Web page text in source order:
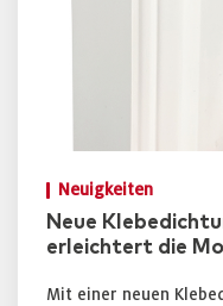
Neuigkeiten
Neue
erleichtert die
Mit einer neuen